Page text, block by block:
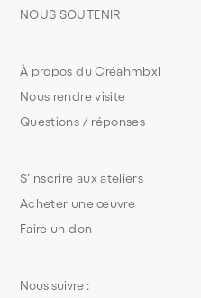
S’inscrire aux ateliers
Acheter une œuvre
Faire un don
À propos du Créahmbxl
Nous rendre visite
Questions / réponses
NOUS SOUTENIR
Nous suivre :